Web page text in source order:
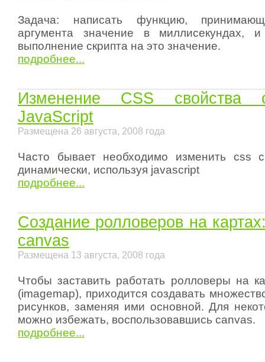
Задача: написать функцию,
аргумента значение в миллисекундах,
выполнение скрипта на это значение.
подробнее...
Изменение CSS
JavaScript
Размещена 26 августа, 2008 года
Часто бывает необходимо изменить css
динамически, используя javascript
подробнее...
Cоздание ролловеров на
canvas
Размещена 13 августа, 2008 года
Чтобы заставить работать ролловеры на
(imagemap), приходится создавать
рисунков, заменяя ими основной. Для
можно избежать, воспользовавшись canvas.
подробнее...